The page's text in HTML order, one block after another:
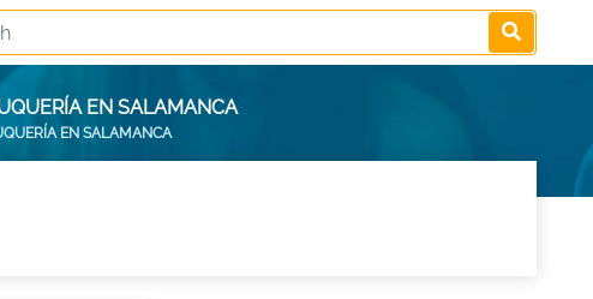
EN SALAMANCA
EN SALAMANCA